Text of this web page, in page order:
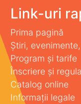
Link-uri
Prima pagină
Știri,
Program și tarife
Înscriere și
Catalog online
Informații legale